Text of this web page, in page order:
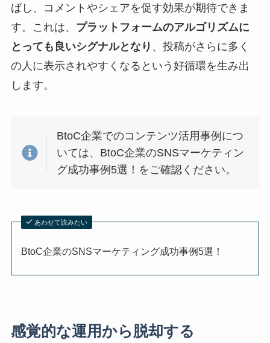
ばし、コメントやシェアを促す効果が期待できま
す。これは、 プラットフォームのアルゴリズムに
とっても良いシグナルとなり 、投稿がさらに多く
の人に表示されやすくなるという好循環を生み出
します。
BtoC企業でのコンテンツ活用事例につ
いては、BtoC企業のSNSマーケティン
グ成功事例5選！をご確認ください。
あわせて読みたい
BtoC企業のSNSマーケティング成功事例5選！
感覚的な運用から脱却する